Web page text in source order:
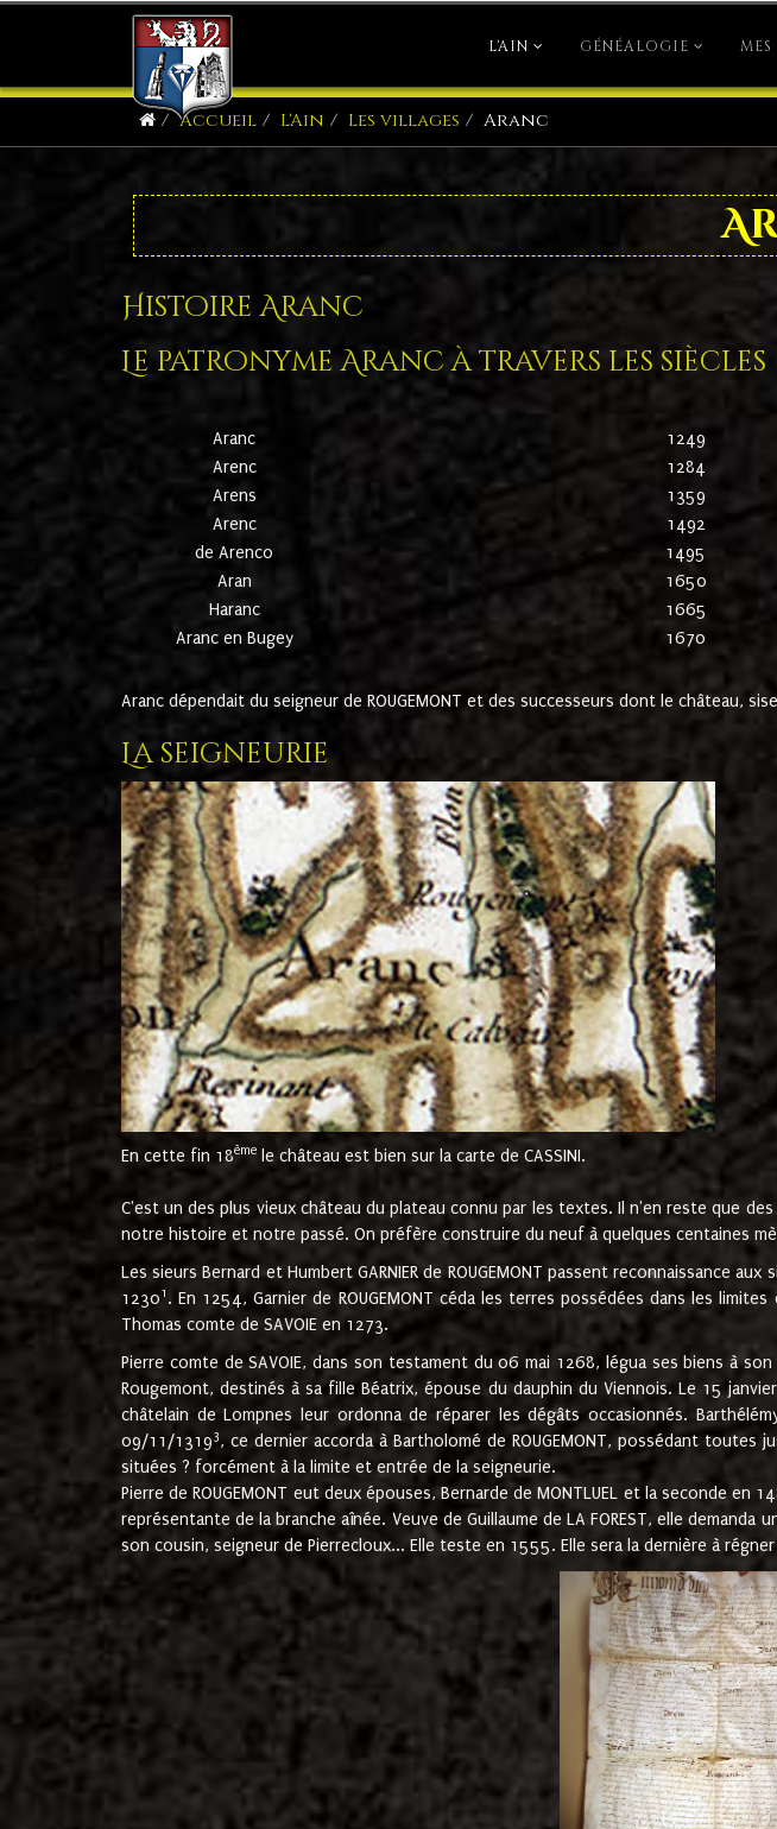
L'AIN GÉNÉALOGIE
Accueil L'Ain Les villages Aranc
Histoire Aranc
Le patronyme Aranc à travers les siècles
Aranc
1249
Arenc
1284
Arens
1359
Arenc
1492
de Arenco
1495
Aran
1650
Haranc
1665
Aranc en Bugey
1670
Aranc dépendait du seigneur de ROUGEMONT et des successeurs dont le château,
La seigneurie
En cette fin 18ème le château est bien sur la carte de CASSINI.
C'est un des plus vieux château du plateau connu par les textes. Il n'en reste que
notre histoire et notre passé. On préfère construire du neuf à quelques centaines
Les sieurs Bernard et Humbert GARNIER de ROUGEMONT passent reconnaissance
12301 . En 1254, Garnier de ROUGEMONT céda les terres possédées dans les
Thomas comte de SAVOIE en 1273.
Pierre comte de SAVOIE, dans son testament du 06 mai 1268, légua ses biens à
Rougemont, destinés à sa fille Béatrix, épouse du dauphin du Viennois. Le 15
châtelain de Lompnes leur ordonna de réparer les dégâts occasionnés.
09/11/13193, ce dernier accorda à Bartholomé de ROUGEMONT, possédant
situées ? forcément à la limite et entrée de la seigneurie.
Pierre de ROUGEMONT eut deux épouses, Bernarde de MONTLUEL et la seconde
représentante de la branche aînée. Veuve de Guillaume de LA FOREST, elle
son cousin, seigneur de Pierrecloux... Elle teste en 1555. Elle sera la dernière à